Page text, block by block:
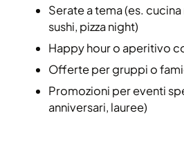
Serate a tema (es.
sushi, pizza night)
Happy hour o aperitivo
Offerte per gruppi o
Promozioni per eventi
anniversari, lauree)